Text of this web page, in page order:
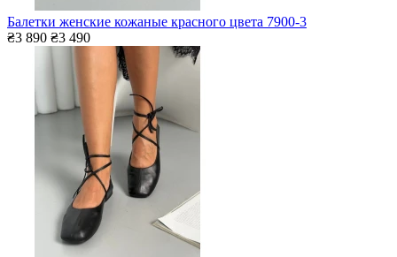
Балетки женские кожаные красного цвета 7900-3
₴3 890 ₴3 490